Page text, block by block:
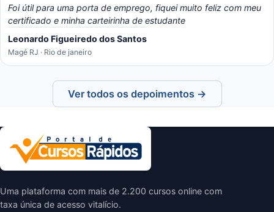
Foi útil para uma porta de emprego, fiquei muito feliz com meu
certificado e minha carteirinha de estudante
Leonardo Figueiredo dos Santos
Magé RJ · Rio de janeiro
Ver todos os depoimentos →
Uma plataforma com mais de 2.200 cursos online com
taxa única de acesso vitalício.